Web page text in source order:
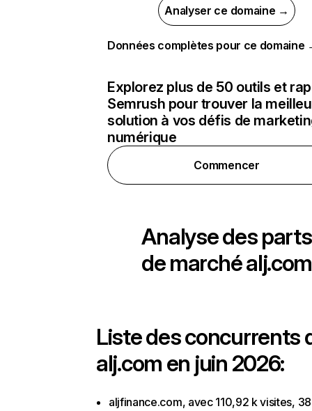
Analyser ce domaine →
Données complètes pour ce domaine
Explorez plus de 50 outils et
Semrush pour trouver la
solution à vos défis de
numérique
Commencer
Analyse des parts
de marchéalj.com
Liste des concurrents
alj.com en juin 2026:
aljfinance.com, avec 110,92 k visites, 38